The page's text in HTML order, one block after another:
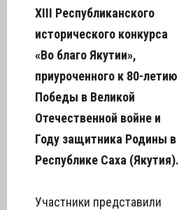
ХIII Республиканского
исторического конкурса
«Во благо Якутии»,
приуроченного к 80-летию
Победы в Великой
Отечественной войне и
Году защитника Родины в
Республике Саха (Якутия).
Участники представили